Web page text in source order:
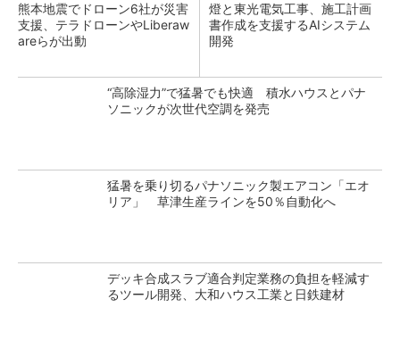
熊本地震でドローン6社が災害
支援、テラドローンやLiberaw
areらが出動
燈と東光電気工事、施工計画
書作成を支援するAIシステム
開発
“高除湿力”で猛暑でも快適 積水ハウスとパナ
ソニックが次世代空調を発売
猛暑を乗り切るパナソニック製エアコン「エオ
リア」 草津生産ラインを50％自動化へ
デッキ合成スラブ適合判定業務の負担を軽減す
るツール開発、大和ハウス工業と日鉄建材